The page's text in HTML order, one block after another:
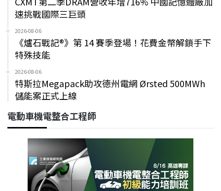
速挑戰國際三巨頭
2026-08-06
《爐石戰記®》第 14 賽季登場！花費金幣解鎖手下
特殊技能
2026-08-06
特斯拉Megapack助攻德州電網 Ørsted 500MWh
儲能案正式上線
電動車機電整合工程師